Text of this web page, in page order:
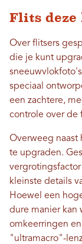
Flits deze
Over flitsers
die je kunt
speciaal
een zachtere,
controle over de
Overweeg naast
te upgraden.
vergrotingsfactor
kleinste details
Hoewel een
dure manier kan
omkeerringen
"ultramacro"-